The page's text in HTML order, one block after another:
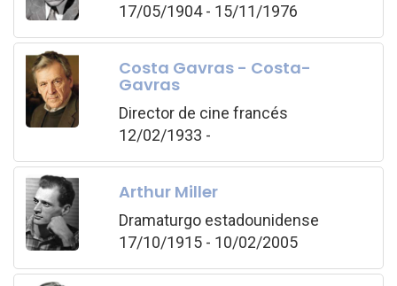
17/05/1904 - 15/11/1976
Costa Gavras - Costa-
Gavras
Director de cine francés
12/02/1933 -
Arthur Miller
Dramaturgo estadounidense
17/10/1915 - 10/02/2005